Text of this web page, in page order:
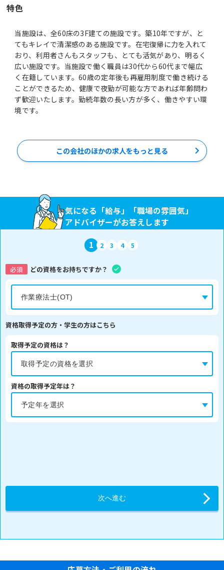
特色
当施設は、全60床の3F建ての施設です。築10年ですが、と
てもキレイで清潔感のある施設です。在宅復帰に力を入れて
おり、利用者さんもスタッフも、とても活気があり、明るく
広い施設です。当施設で働く職員は30代から60代まで幅広
く在籍しています。60歳の定年後も再雇用制度で働き続ける
ことができるため、健康で夜勤が可能な方であれば年齢問わ
ず歓迎いたします。勤続年数の長い方が多く、働きやすい環
境です。
この会社のほかの求人をもっと見る
気になる「給与」「職場の雰囲気」
アドバイザーがお答えします
1 2 3 4 5
必須 どの資格をお持ちですか？
資格取得予定の方・学生の方はこちら
取得予定の資格は？
資格の取得予定年は？